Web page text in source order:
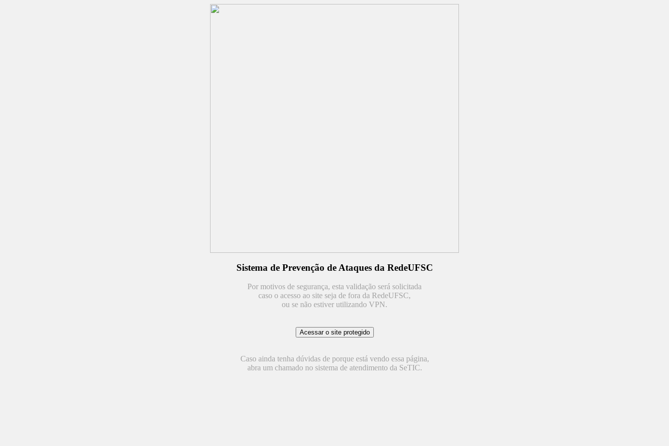
Sistema de Prevenção de Ataques da RedeUFSC
Por motivos de segurança, esta validação será solicitada
caso o acesso ao site seja de fora da RedeUFSC,
ou se não estiver utilizando VPN.
Caso ainda tenha dúvidas de porque está vendo essa página,
abra um chamado no sistema de atendimento da SeTIC.